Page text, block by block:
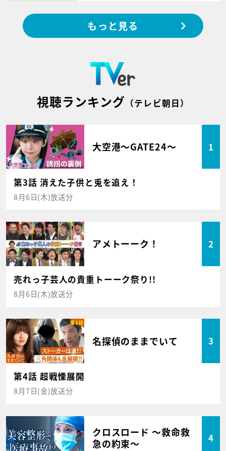
もっと見る
視聴ランキング （テレビ朝日）
大空港～GATE24～ 1
第3話 消えた子供と兎を追え！
8月6日(木)放送分
アメトーーク！ 2
売れっ子芸人の貴重トーーク祭り!!
8月6日(木)放送分
名探偵のままでいて 3
第4話 超戦慄展開
8月7日(金)放送分
クロスロード ～救命救
急の約束～
4